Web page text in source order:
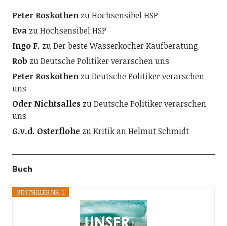
Peter RoskothenzuHochsensibel HSP
EvazuHochsensibel HSP
Ingo F. zuDer beste Wasserkocher Kaufberatung
Rob zuDeutsche Politiker verarschen uns
Peter RoskothenzuDeutsche Politiker verarschen
uns
Oder NichtsalleszuDeutsche Politiker verarschen
uns
G.v.d. OsterflohezuKritik an Helmut Schmidt
Buch
BESTSELLER NR. 1